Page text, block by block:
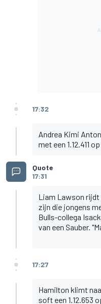
17:32
Andrea Kimi
met een 1.12.411
Quote
17:31
Liam Lawson rijdt
zijn die jongens
Bulls-collega
van een Sauber.
17:27
Hamilton klimt
soft een 1.12.653